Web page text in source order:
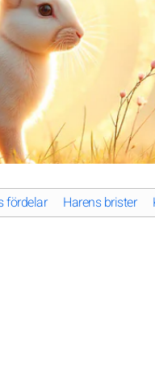
fördelar Harens brister